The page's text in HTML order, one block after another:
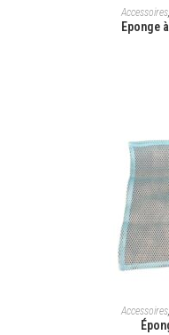
Accessoires,
Eponge
Accessoires